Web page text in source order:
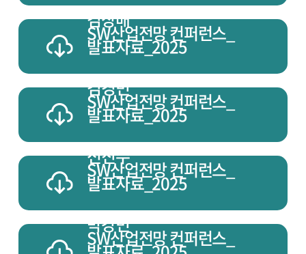
김상배
SW산업전망 컨퍼런스_
김경민
발표자료_2025
SW산업전망 컨퍼런스_
전진수
발표자료_2025
SW산업전망 컨퍼런스_
박강민
발표자료_2025
SW산업전망 컨퍼런스_